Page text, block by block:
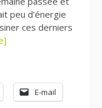
peu d’énergie
ces derniers
E-mail